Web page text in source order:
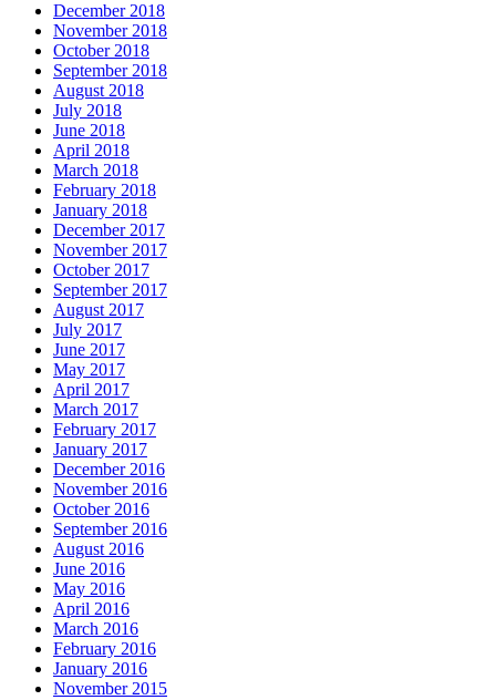
December 2018
November 2018
October 2018
September 2018
August 2018
July 2018
June 2018
April 2018
March 2018
February 2018
January 2018
December 2017
November 2017
October 2017
September 2017
August 2017
July 2017
June 2017
May 2017
April 2017
March 2017
February 2017
January 2017
December 2016
November 2016
October 2016
September 2016
August 2016
June 2016
May 2016
April 2016
March 2016
February 2016
January 2016
November 2015